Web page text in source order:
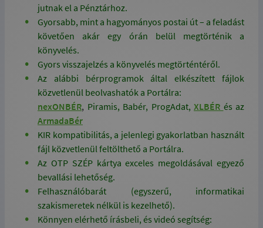
jutnak el a Pénztárhoz.
Gyorsabb, mint a hagyományos postai út – a feladást
követően akár egy órán belül megtörténik a
könyvelés.
Gyors visszajelzés a könyvelés megtörténtéről.
Az alábbi bérprogramok által elkészített fájlok
közvetlenül beolvashatók a Portálra:
nexONBÉR, Piramis, Babér, ProgAdat, XLBÉR és az
ArmadaBér
KIR kompatibilitás, a jelenlegi gyakorlatban használt
fájl közvetlenül feltölthető a Portálra.
Az OTP SZÉP kártya exceles megoldásával egyező
bevallási lehetőség.
Felhasználóbarát (egyszerű, informatikai
szakismeretek nélkül is kezelhető).
Könnyen elérhető írásbeli, és videó segítség: